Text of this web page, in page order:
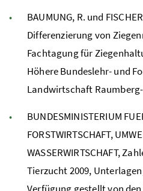
BAUMUNG, R. und
Differenzierung von
Fachtagung für
Höhere Bundeslehr- und
Landwirtschaft
BUNDESMINISTERIUM
FORSTWIRTSCHAFT,
WASSERWIRTSCHAFT,
Tierzucht 2009,